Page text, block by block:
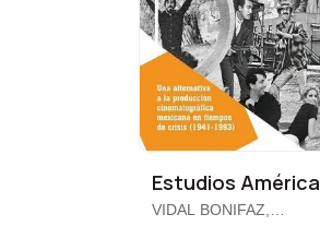
Estudios América
VIDAL BONIFAZ,